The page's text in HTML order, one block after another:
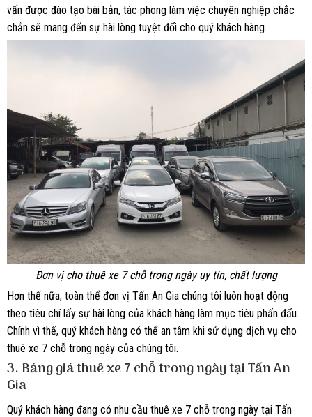
vấn được đào tạo bài bản, tác phong làm việc chuyên nghiệp chắc
chắn sẽ mang đến sự hài lòng tuyệt đối cho quý khách hàng.
Đơn vị cho thuê xe 7 chỗ trong ngày uy tín, chất lượng
Hơn thế nữa, toàn thể đơn vị Tấn An Gia chúng tôi luôn hoạt động
theo tiêu chí lấy sự hài lòng của khách hàng làm mục tiêu phấn đấu.
Chính vì thế, quý khách hàng có thể an tâm khi sử dụng dịch vụ cho
thuê xe 7 chỗ trong ngày của chúng tôi.
3. Bảng giá thuê xe 7 chỗ trong ngày tại Tấn An
Gia
Quý khách hàng đang có nhu cầu thuê xe 7 chỗ trong ngày tại Tấn